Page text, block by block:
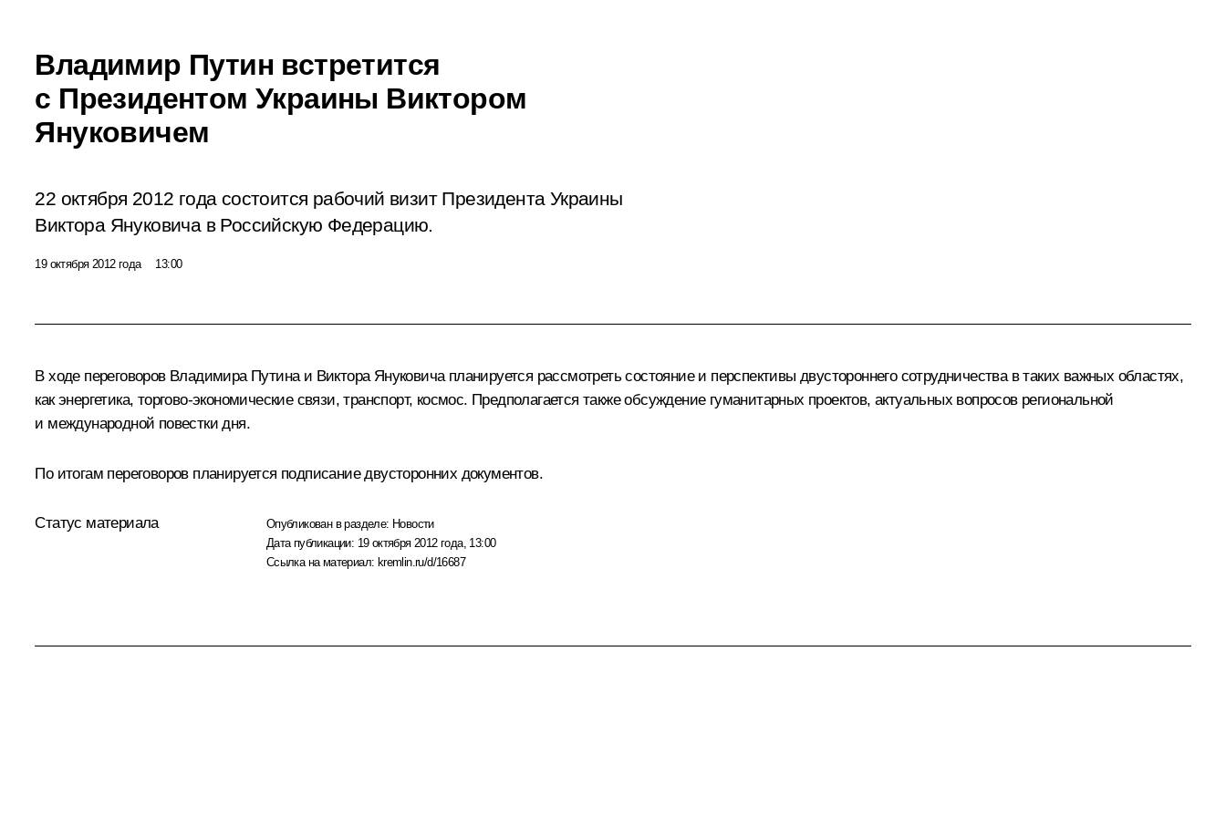
Владимир Путин встретится
с Президентом Украины Виктором
Януковичем
22 октября 2012 года состоится рабочий визит Президента Украины
Виктора Януковича в Российскую Федерацию.
19 октября 2012 года 13:00
В ходе переговоров Владимира Путина и Виктора Януковичапланируется рассмотреть состояние и перспективы двустороннего сотрудничества в таких важных областях,
как энергетика, торгово-экономические связи, транспорт, космос. Предполагается также обсуждение гуманитарных проектов, актуальных вопросов региональной
и международной повестки дня.
По итогам переговоров планируется подписание двусторонних документов.
Статус материала Опубликован в разделе: Новости
Дата публикации: 19 октября 2012 года, 13:00
Ссылка на материал: kremlin.ru/d/16687